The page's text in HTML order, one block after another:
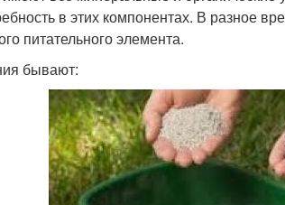
в этих компонентах. В разное
питательного элемента.
бывают: